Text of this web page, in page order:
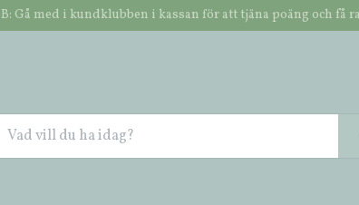
Gå med i kundklubben i kassan för att tjäna poäng och få
NOK 2-4 dagars leverans / ENDAST 49,- i